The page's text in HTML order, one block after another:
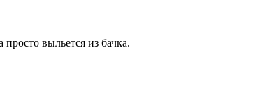
выльется из бачка.